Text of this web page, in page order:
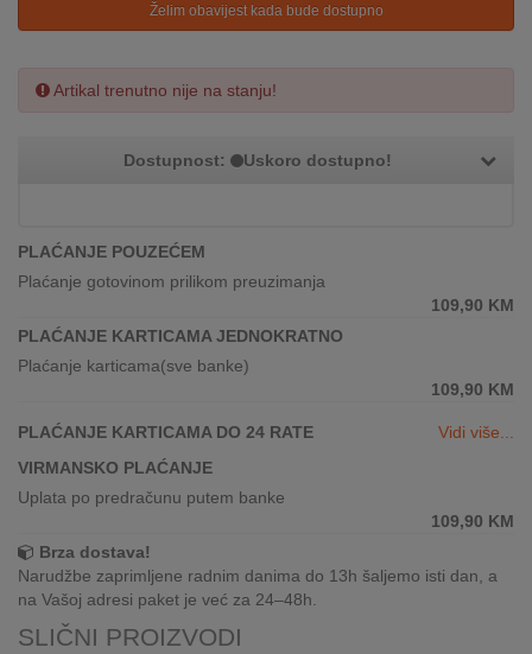
KUPOVINA
RATE
NAMA
KAKO
KUPOVINA
IZ
INOSTRANSTVA
OZNAKE
ENERGETSKE
UČINKOVITOSTI
DIGITALIS
Želim obavijest kada bude dostupno
Artikal trenutno nije na stanju!
Dostupnost: Uskoro dostupno!
PLAĆANJE POUZEĆEM
Plaćanje gotovinom prilikom preuzimanja
109,90 KM
PLAĆANJE KARTICAMA JEDNOKRATNO
Plaćanje karticama(sve banke)
109,90 KM
PLAĆANJE KARTICAMA DO 24 RATE
Vidi više...
VIRMANSKO PLAĆANJE
Uplata po predračunu putem banke
109,90 KM
Brza dostava!
Narudžbe zaprimljene radnim danima do 13h šaljemo isti dan, a
na Vašoj adresi paket je već za 24–48h.
SLIČNI PROIZVODI